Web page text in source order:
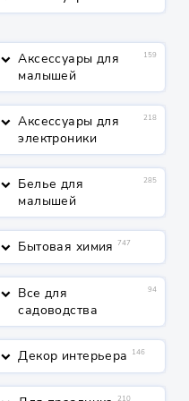
keyboard_arrow_down Аксессуары для
малышей
159
keyboard_arrow_down Аксессуары для
электроники
218
keyboard_arrow_down Белье для
малышей
285
keyboard_arrow_down Бытовая химия 747
keyboard_arrow_down Все для
садоводства
94
keyboard_arrow_down Декор интерьера 146
210